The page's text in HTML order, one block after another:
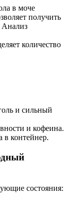
в моче
получить
Анализ
количество
и сильный
и кофеина.
в контейнер.
состояния: